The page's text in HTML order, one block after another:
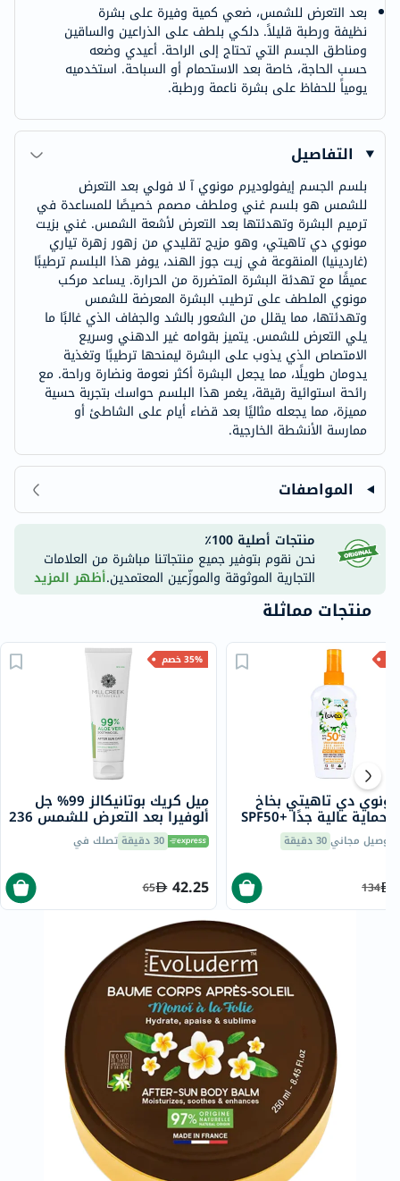
بعد التعرض للشمس، ضعي كمية وفيرة على بشرة
نظيفة ورطبة قليلاً. دلكي بلطف على الذراعين والساقين
ومناطق الجسم التي تحتاج إلى الراحة. أعيدي وضعه
حسب الحاجة، خاصة بعد الاستحمام أو السباحة. استخدميه
يومياً للحفاظ على بشرة ناعمة ورطبة.
التفاصيل
بلسم الجسم إيفولوديرم مونوي آ لا فولي بعد التعرض
للشمس هو بلسم غني وملطف مصمم خصيصًا للمساعدة في
ترميم البشرة وتهدئتها بعد التعرض لأشعة الشمس. غني بزيت
مونوي دي تاهيتي، وهو مزيج تقليدي من زهور زهرة تياري
(غاردينيا) المنقوعة في زيت جوز الهند، يوفر هذا البلسم ترطيبًا
عميقًا مع تهدئة البشرة المتضررة من الحرارة. يساعد مركب
مونوي الملطف على ترطيب البشرة المعرضة للشمس
وتهدئتها، مما يقلل من الشعور بالشد والجفاف الذي غالبًا ما
يلي التعرض للشمس. يتميز بقوامه غير الدهني وسريع
الامتصاص الذي يذوب على البشرة ليمنحها ترطيبًا وتغذية
يدومان طويلًا، مما يجعل البشرة أكثر نعومة ونضارة وراحة. مع
رائحة استوائية رقيقة، يغمر هذا البلسم حواسك بتجربة حسية
مميزة، مما يجعله مثاليًا بعد قضاء أيام على الشاطئ أو
ممارسة الأنشطة الخارجية.
المواصفات
منتجات أصلية 100٪
نحن نقوم بتوفير جميع منتجاتنا مباشرة من العلامات
التجارية الموثوقة والموزّعين المعتمدين.أظهر المزيد
منتجات مماثلة
35% خصم
ميل كريك بوتانيكالز 99% جل
ألوفيرا بعد التعرض للشمس 236
مل 30 دقيقة تصلك في
42.25
65
مونوي دي تاهيتي بخاخ
مرطب بحماية عالية جدًا SPF50+
توصيل مجاني30 دقيقة
134